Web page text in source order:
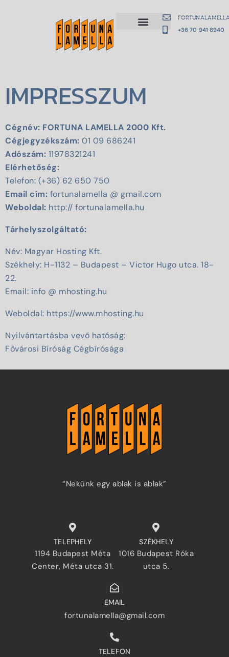
+36 70 941 8940
IMPRESSZUM
Cégnév: FORTUNA LAMELLA 2000 Kft.
Cégjegyzékszám: 01 09 686241
Adószám: 11978321241
Elérhetőség:
Telefon: (+36) 62 650 750
Email cím: fortunalamella @ gmail.com
Weboldal: http:// fortunalamella.hu
Tárhelyszolgáltató:
Név: Magyar Hosting Kft.
Székhely: H-1132 – Budapest – Victor Hugo utca. 18-
22.
Email: info @ mhosting.hu
Weboldal: https://www.mhosting.hu
Nyilvántartásba vevő hatóság:
Fővárosi Bíróság Cégbírósága
“Nekünk egy ablak is ablak”
TELEPHELY
1194 Budapest Méta
Center, Méta utca 31.
SZÉKHELY
1016 Budapest Róka
utca 5.
EMAIL
fortunalamella@gmail.com
TELEFON